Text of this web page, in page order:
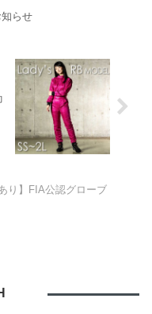
らせ
あり】FIA公認グローブ